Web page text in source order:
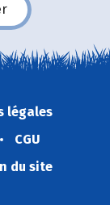
légales
CGU
du site